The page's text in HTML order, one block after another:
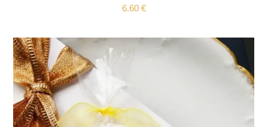
6.60 €